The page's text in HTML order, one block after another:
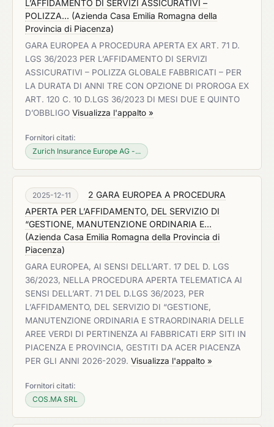
L’AFFIDAMENTO DI SERVIZI ASSICURATIVI –
POLIZZA... (Azienda Casa Emilia Romagna della
Provincia di Piacenza)
GARA EUROPEA A PROCEDURA APERTA EX ART. 71 D.
LGS 36/2023 PER L’AFFIDAMENTO DI SERVIZI
ASSICURATIVI – POLIZZA GLOBALE FABBRICATI – PER
LA DURATA DI ANNI TRE CON OPZIONE DI PROROGA EX
ART. 120 C. 10 D.LGS 36/2023 DI MESI DUE E QUINTO
D’OBBLIGO Visualizza l'appalto »
Fornitori citati:
Zurich Insurance Europe AG -...
2025-12-11
2 GARA EUROPEA A PROCEDURA
APERTA PER L’AFFIDAMENTO, DEL SERVIZIO DI
“GESTIONE, MANUTENZIONE ORDINARIA E...
(Azienda Casa Emilia Romagna della Provincia di
Piacenza)
GARA EUROPEA, AI SENSI DELL’ART. 17 DEL D. LGS
36/2023, NELLA PROCEDURA APERTA TELEMATICA AI
SENSI DELL’ART. 71 DEL D.LGS 36/2023, PER
L’AFFIDAMENTO, DEL SERVIZIO DI “GESTIONE,
MANUTENZIONE ORDINARIA E STRAORDINARIA DELLE
AREE VERDI DI PERTINENZA AI FABBRICATI ERP SITI IN
PIACENZA E PROVINCIA, GESTITI DA ACER PIACENZA
PER GLI ANNI 2026-2029. Visualizza l'appalto »
Fornitori citati:
COS.MA SRL